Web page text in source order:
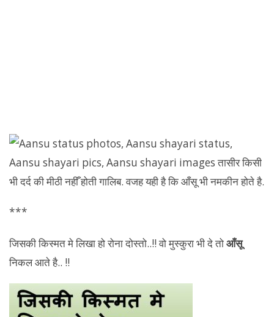
***
जिसकी किस्मत मे लिखा हो रोना दोस्तो..!! वो मुस्कुरा भी दे तोआँसू
निकल आते है.. !!